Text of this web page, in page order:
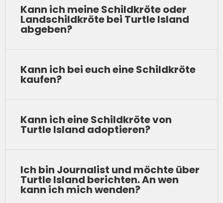
Kann ich meine Schildkröte oder
Landschildkröte bei Turtle Island
abgeben?
Kann ich bei euch eine Schildkröte
kaufen?
Kann ich eine Schildkröte von
Turtle Island adoptieren?
Ich bin Journalist und möchte über
Turtle Island berichten. An wen
kann ich mich wenden?